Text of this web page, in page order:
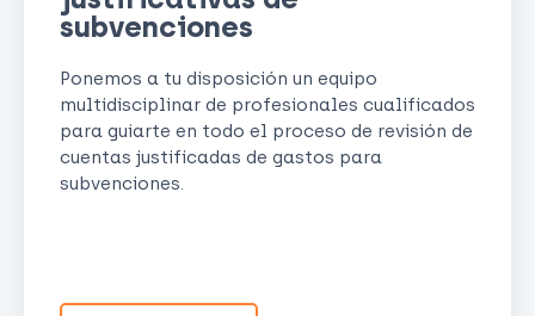
subvenciones
Ponemos a tu disposición un equipo
multidisciplinar de profesionales cualificados
para guiarte en todo el proceso de revisión de
cuentas justificadas de gastos para
subvenciones.